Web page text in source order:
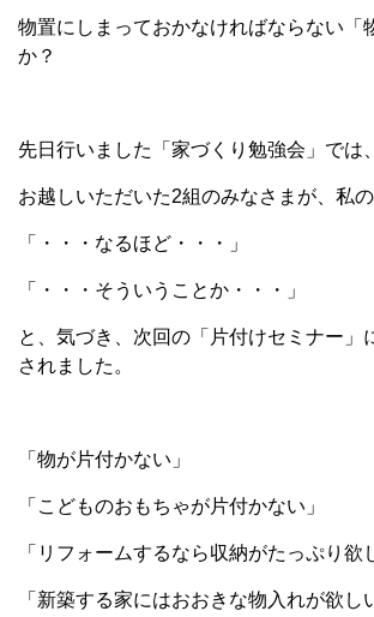
物置にしまっておかなければならない「
か？
先日行いました「家づくり勉強会」では、
お越しいただいた2組のみなさまが、私
「・・・なるほど・・・」
「・・・そういうことか・・・」
と、気づき、次回の「片付けセミナー」
されました。
「物が片付かない」
「こどものおもちゃが片付かない」
「リフォームするなら収納がたっぷり欲
「新築する家にはおおきな物入れが欲し